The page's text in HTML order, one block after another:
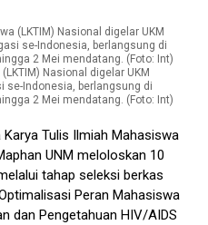
Nasional digelar UKM
se-Indonesia, berlangsung di
2 Mei mendatang. (Foto: Int)
Tulis Ilmiah Mahasiswa
UNM meloloskan 10
tahap seleksi berkas
Peran Mahasiswa
dan Pengetahuan HIV/AIDS